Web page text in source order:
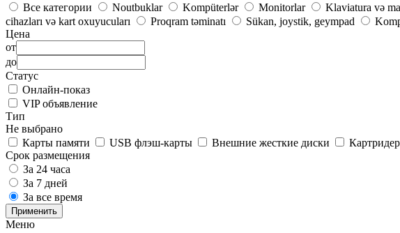
Все категории
Noutbuklar Kompüterlər Monitorlar Klaviatura və
cihazları və kart oxuyucuları
Proqram təminatı Sükan, joystik, geympad
Цена
от
до
Статус
Онлайн-показ
VIP объявление
Тип
Не выбрано
Карты памяти
USB флэш-карты Внешние жесткие диски
Срок размещения
За 24 часа
За 7 дней
За все время
Применить
Меню